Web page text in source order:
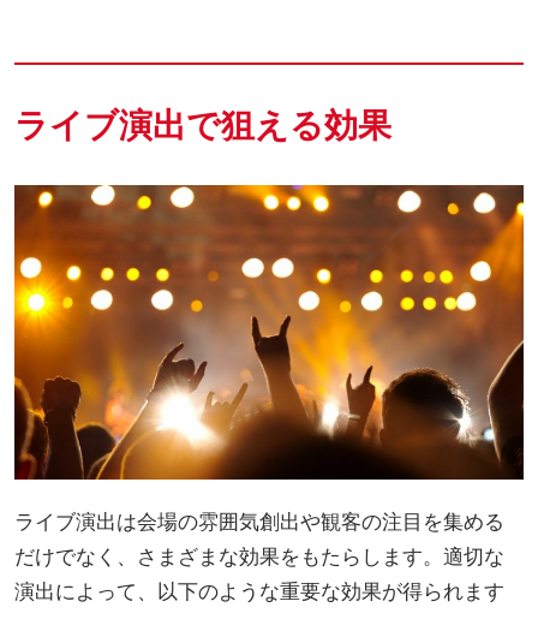
ライブ演出で狙える効果
ライブ演出は会場の雰囲気創出や観客の注目を集める
だけでなく、さまざまな効果をもたらします。適切な
演出によって、以下のような重要な効果が得られます